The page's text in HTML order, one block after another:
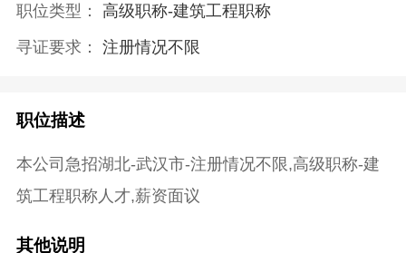
职位类型： 高级职称-建筑工程职称
寻证要求： 注册情况不限
职位描述
本公司急招湖北-武汉市-注册情况不限,高级职称-建
筑工程职称人才,薪资面议
其他说明